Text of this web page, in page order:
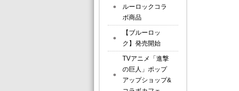
ルーロックコラ
ボ商品
【ブルーロッ
ク】発売開始
TVアニメ「進撃
の巨人」ポップ
アップショップ&